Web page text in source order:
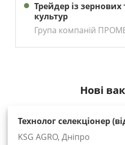
Трейдер із зернових
культур
Група компаній
Нові
Технолог селекціонер
KSG AGRO, Дніпро